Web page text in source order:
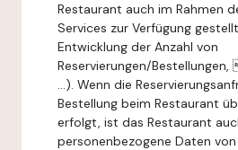
Restaurant auch im Rahmen
Services zur Verfügung
Entwicklung der Anzahl von
Reservierungen/
...). Wenn die
Bestellung beim Restaurant
erfolgt, ist das Restaurant
personenbezogene Daten von